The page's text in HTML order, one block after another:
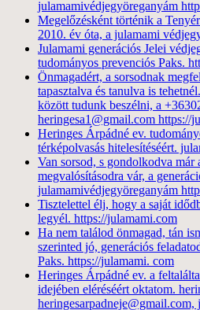
julamamivédjegyöreganyám
Megelőzésként történik a
2010. év óta, a julamami
Julamami generációs Jelei
tudományos prevenciós Paks.
Önmagadért, a sorsodnak
tapasztalva és tanulva is
között tudunk beszélni, a
heringesa1@gmail.com https://
Heringes Árpádné ev.
térképolvasás hitelesítéséért.
Van sorsod, s gondolkodva már
megvalósításodra vár, a
julamamivédjegyöreganyám
Tisztelettel élj, hogy a saját
legyél. https://julamami.com
Ha nem találod önmagad, tán
szerinted jó, generációs
Paks. https://julamami. com
Heringes Árpádné ev. a
idejében eléréséért oktatom.
heringesarpadneje@gmail.com,